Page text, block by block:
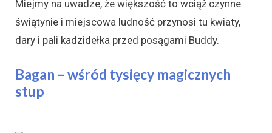
Miejmy na uwadze, że większość to wciąż czynne
świątynie i miejscowa ludność przynosi tu kwiaty,
dary i pali kadzidełka przed posągami Buddy.
Bagan – wśród tysięcy magicznych
stup